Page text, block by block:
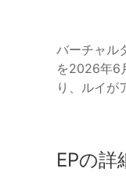
バーチャル
を2026年6
り、ルイが
EPの詳